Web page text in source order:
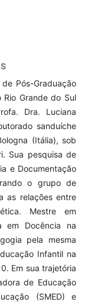
Pós-Graduação
Rio Grande do Sul
Dra. Luciana
sanduíche
(Itália), sob
Sua pesquisa de
e Documentação
o grupo de
as relações entre
Mestre em
em Docência na
pela mesma
Infantil na
Em sua trajetória
de Educação
(SMED) e